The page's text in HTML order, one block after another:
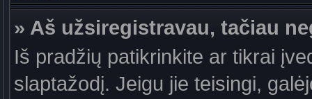
» Aš užsiregistravau, tačiau
Iš pradžių patikrinkite ar tikrai
slaptažodį. Jeigu jie teisingi,